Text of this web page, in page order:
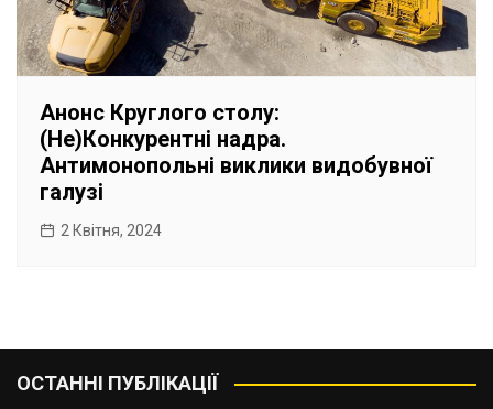
Анонс Круглого столу:
(Не)Конкурентні надра.
Антимонопольні виклики видобувної
галузі
2 Квітня, 2024
ОСТАННІ ПУБЛІКАЦІЇ